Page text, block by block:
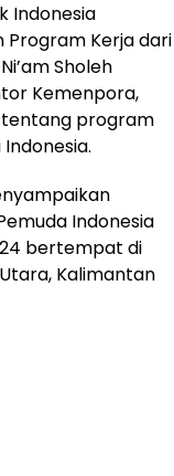
Indonesia
Kerja dari
Sholeh
Kemenpora,
tentang program
Indonesia
bertempat di
Kalimantan